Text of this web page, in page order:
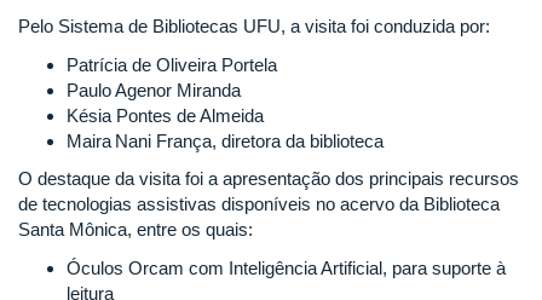
Pelo Sistema de Bibliotecas UFU, a visita foi conduzida por:
Patrícia de Oliveira Portela
Paulo Agenor Miranda
Késia Pontes de Almeida
Maira Nani França, diretora da biblioteca
O destaque da visita foi a apresentação dos principais recursos
de tecnologias assistivas disponíveis no acervo da Biblioteca
Santa Mônica, entre os quais:
Óculos Orcam com Inteligência Artificial, para suporte à
leitura